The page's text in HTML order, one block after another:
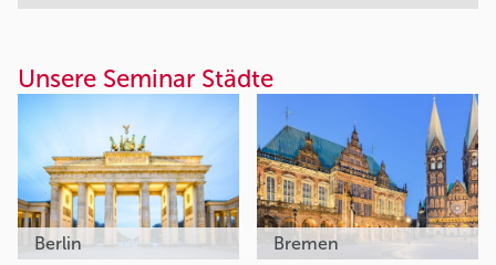
Unsere Seminar Städte
Berlin Bremen